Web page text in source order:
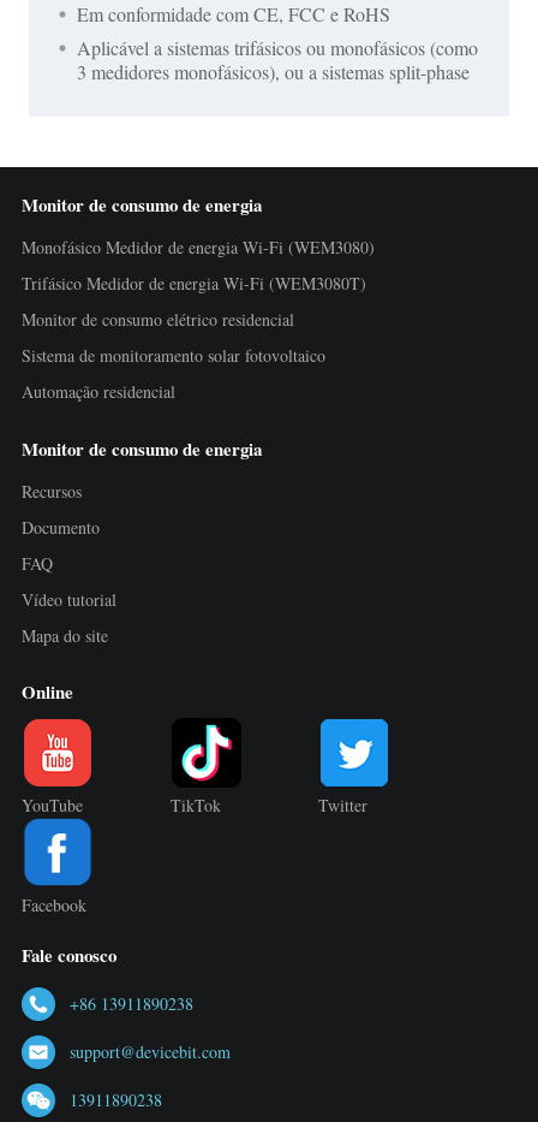
Em conformidade com CE, FCC e RoHS
Aplicável a sistemas trifásicos ou monofásicos (como
3 medidores monofásicos), ou a sistemas split-phase
Monitor de consumo de energia
Monofásico Medidor de energia Wi-Fi (WEM3080)
Trifásico Medidor de energia Wi-Fi (WEM3080T)
Monitor de consumo elétrico residencial
Sistema de monitoramento solar fotovoltaico
Automação residencial
Monitor de consumo de energia
Recursos
Documento
FAQ
Vídeo tutorial
Mapa do site
Online
YouTube TikTok Twitter
Facebook
Fale conosco
+86 13911890238
support@devicebit.com
13911890238